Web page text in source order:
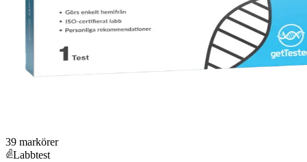
39 markörer
Labbtest